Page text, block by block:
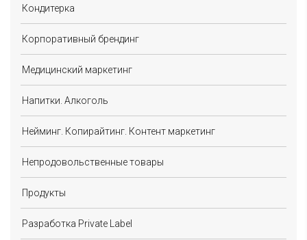
Кондитерка
Корпоративный брендинг
Медицинский маркетинг
Напитки. Алкоголь
Нейминг. Копирайтинг. Контент маркетинг
Непродовольственные товары
Продукты
Разработка Private Label